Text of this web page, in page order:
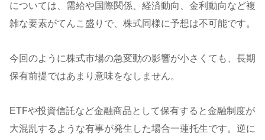
については、需給や国際関係、経済動向、金利動向など複
雑な要素がてんこ盛りで、株式同様に予想は不可能です。
今回のように株式市場の急変動の影響が小さくても、長期
保有前提ではあまり意味をなしません。
ETFや投資信託など金融商品として保有すると金融制度が
大混乱するような有事が発生した場合一蓮托生です。逆に